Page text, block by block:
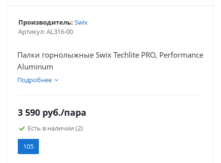
Артикул:AL316-00
Производитель: Swix
Палки горнолыжные Swix Techlite PRO, Performance
Aluminum
Подробнее
3 590 руб./пара
Есть в наличии (2)
105